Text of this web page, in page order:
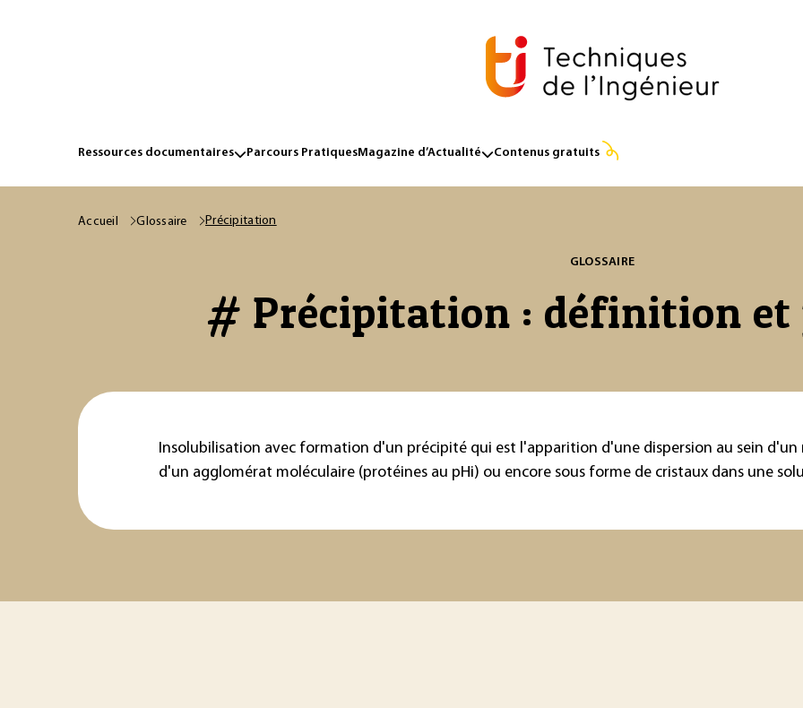
Ressources documentaires Parcours PratiquesMagazine d’Actualité Contenus gratuits
Accueil Glossaire Précipitation
GLOSSAIRE
# Précipitation : définition et
Insolubilisation avec formation d'un précipité qui est l'apparition d'une dispersion au sein
d'un agglomérat moléculaire (protéines au pHi) ou encore sous forme de cristaux dans une